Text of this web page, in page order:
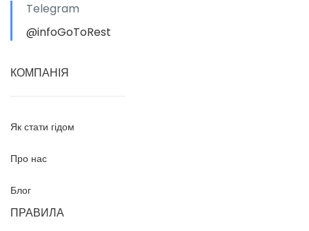
Telegram
@infoGoToRest
КОМПАНІЯ
Як стати гідом
Про нас
Блог
ПРАВИЛА